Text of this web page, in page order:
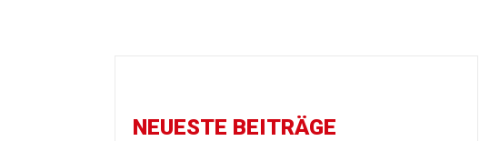
NEUESTE BEITRÄGE